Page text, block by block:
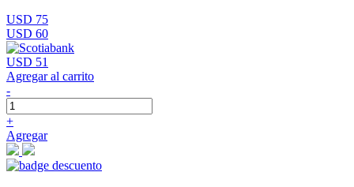
USD 75
USD 60
USD 51
Agregar al carrito
-
+
Agregar